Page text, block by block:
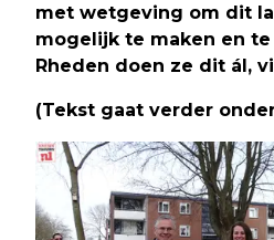
met wetgeving om dit
mogelijk te maken en te
Rheden doen ze dit ál,
(Tekst gaat verder